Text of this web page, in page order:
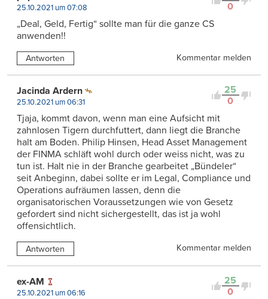
0
25.10.2021 um 07:08
„Deal, Geld, Fertig“ sollte man für die ganze CS
anwenden!!
Antworten Kommentar melden
25
0
Jacinda Ardern
25.10.2021 um 06:31
Tjaja, kommt davon, wenn man eine Aufsicht mit
zahnlosen Tigern durchfuttert, dann liegt die Branche
halt am Boden. Philip Hinsen, Head Asset Management
der FINMA schläft wohl durch oder weiss nicht, was zu
tun ist. Halt nie in der Branche gearbeitet „Bündeler“
seit Anbeginn, dabei sollte er im Legal, Compliance und
Operations aufräumen lassen, denn die
organisatorischen Voraussetzungen wie von Gesetz
gefordert sind nicht sichergestellt, das ist ja wohl
offensichtlich.
Antworten Kommentar melden
25
0
ex-AM
25.10.2021 um 06:16